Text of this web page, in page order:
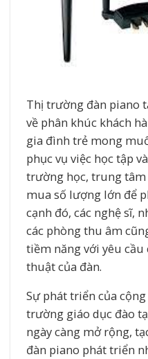
Thị trường đàn piano
về phân khúc khách
gia đình trẻ mong
phục vụ việc học tập
trường học, trung tâm
mua số lượng lớn để
cạnh đó, các nghệ sĩ,
các phòng thu âm
tiềm năng với yêu cầu
thuật của đàn.
Sự phát triển của
trường giáo dục đào
ngày càng mở rộng,
đàn piano phát triển